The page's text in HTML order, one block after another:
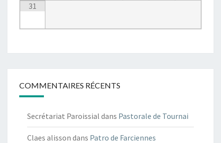
31
COMMENTAIRES RÉCENTS
Secrétariat Paroissial dans Pastorale de Tournai
Claes alisson dans Patro de Farciennes